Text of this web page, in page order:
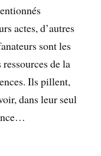
actes, d’autres
sont les
de la
Ils pillent,
dans leur seul